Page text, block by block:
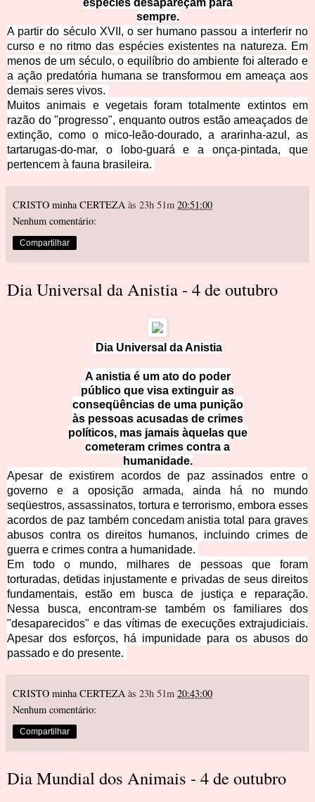
espécies desapareçam para
sempre.
A partir do século XVII, o ser humano passou a interferir no
curso e no ritmo das espécies existentes na natureza. Em
menos de um século, o equilíbrio do ambiente foi alterado e
a ação predatória humana se transformou em ameaça aos
demais seres vivos.
Muitos animais e vegetais foram totalmente extintos em
razão do "progresso", enquanto outros estão ameaçados de
extinção, como o mico-leão-dourado, a ararinha-azul, as
tartarugas-do-mar, o lobo-guará e a onça-pintada, que
pertencem à fauna brasileira.
CRISTO minha CERTEZA às 23h 51m 20:51:00
Nenhum comentário:
Compartilhar
Dia Universal da Anistia - 4 de outubro
Dia Universal da Anistia
A anistia é um ato do poder
público que visa extinguir as
conseqüências de uma punição
às pessoas acusadas de crimes
políticos, mas jamais àquelas que
cometeram crimes contra a
humanidade.
Apesar de existirem acordos de paz assinados entre o
governo e a oposição armada, ainda há no mundo
seqüestros, assassinatos, tortura e terrorismo, embora esses
acordos de paz também concedam anistia total para graves
abusos contra os direitos humanos, incluindo crimes de
guerra e crimes contra a humanidade.
Em todo o mundo, milhares de pessoas que foram
torturadas, detidas injustamente e privadas de seus direitos
fundamentais, estão em busca de justiça e reparação.
Nessa busca, encontram-se também os familiares dos
"desaparecidos" e das vítimas de execuções extrajudiciais.
Apesar dos esforços, há impunidade para os abusos do
passado e do presente.
CRISTO minha CERTEZA às 23h 51m 20:43:00
Nenhum comentário:
Compartilhar
Dia Mundial dos Animais - 4 de outubro